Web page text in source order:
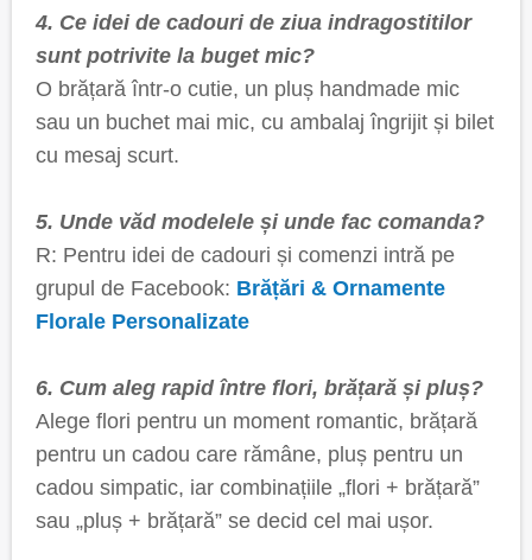
4. Ce idei de cadouri de ziua indragostitilor
sunt potrivite la buget mic?
O brățară într-o cutie, un pluș handmade mic
sau un buchet mai mic, cu ambalaj îngrijit și bilet
cu mesaj scurt.
5. Unde văd modelele și unde fac comanda?
R: Pentru idei de cadouri și comenzi intră pe
grupul de Facebook: Brățări & Ornamente
Florale Personalizate
6. Cum aleg rapid între flori, brățară și pluș?
Alege flori pentru un moment romantic, brățară
pentru un cadou care rămâne, pluș pentru un
cadou simpatic, iar combinațiile „flori + brățară”
sau „pluș + brățară” se decid cel mai ușor.